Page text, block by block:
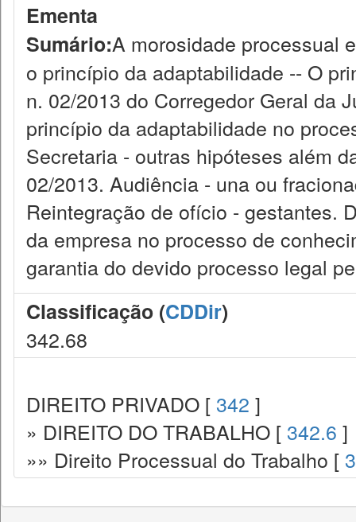
Ementa
Sumário:A morosidade processual
o princípio da adaptabilidade -- O
n. 02/2013 do Corregedor Geral da
princípio da adaptabilidade no
Secretaria - outras hipóteses além
02/2013. Audiência - una ou
Reintegração de ofício - gestantes.
da empresa no processo de
garantia do devido processo legal
Classificação (CDDir)
342.68
DIREITO PRIVADO [ 342 ]
» DIREITO DO TRABALHO [ 342.6 ]
»» Direito Processual do Trabalho [